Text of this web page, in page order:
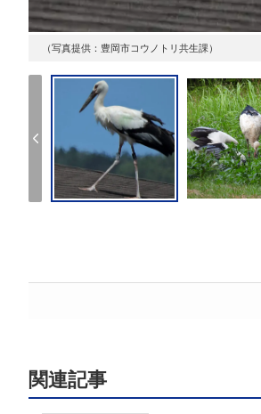
（写真提供：豊岡市コウノトリ共生課）
関連記事